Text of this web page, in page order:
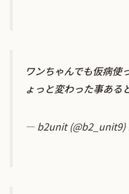
ワンちゃんでも仮病使
ょっと変わった事ある
— b2unit (@b2_unit9)